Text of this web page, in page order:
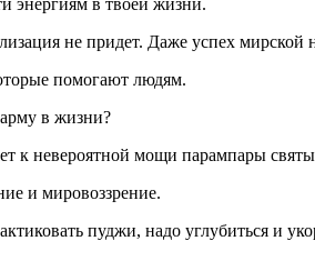
энергиям в твоей жизни.
не придет. Даже успех мирской
помогают людям.
в жизни?
к невероятной мощи парампары
и мировоззрение.
пуджи, надо углубиться и